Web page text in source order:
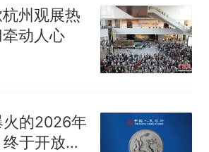
；曾用手绘图做头像
州观展热
牵动人心
的2026年
于开放线